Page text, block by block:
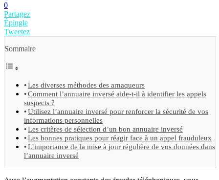
0
Partagez
Épingle
Tweetez
Sommaire
Les diverses méthodes des arnaqueurs
Comment l’annuaire inversé aide-t-il à identifier les appels
suspects ?
Utilisez l’annuaire inversé pour renforcer la sécurité de vos
informations personnelles
Les critères de sélection d’un bon annuaire inversé
Les bonnes pratiques pour réagir face à un appel frauduleux
L’importance de la mise à jour régulière de vos données dans
l’annuaire inversé